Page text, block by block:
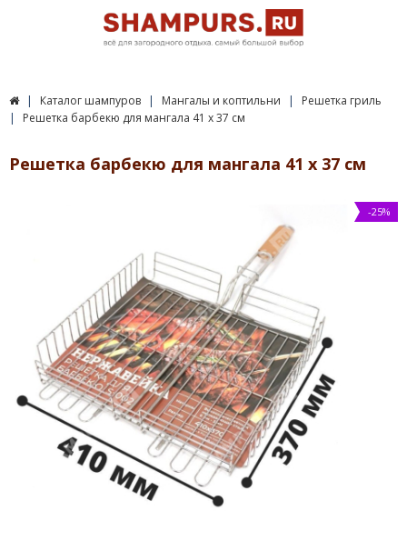
Каталог шампуров Мангалы и коптильни
Решетка гриль
Решетка барбекю для мангала 41 х 37 см
Решетка барбекю для мангала 41 х 37 см
-25%